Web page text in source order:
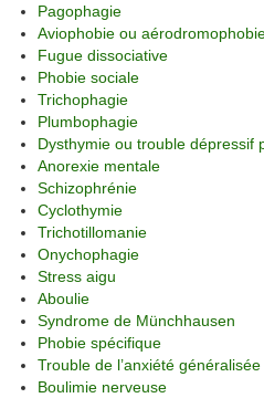
Pagophagie
Aviophobie ou
Fugue dissociative
Phobie sociale
Trichophagie
Plumbophagie
Dysthymie ou trouble dépressif
Anorexie mentale
Schizophrénie
Cyclothymie
Trichotillomanie
Onychophagie
Stress aigu
Aboulie
Syndrome de Münchhausen
Phobie spécifique
Trouble de l’anxiété généralisée
Boulimie nerveuse